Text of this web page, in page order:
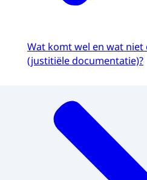
Wat komt wel en wat
(justitiële documentatie)?